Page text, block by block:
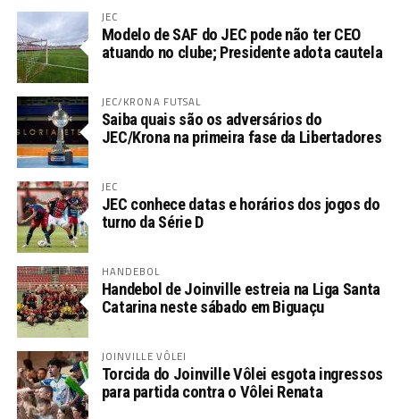
JEC
Modelo de SAF do JEC pode não ter CEO
atuando no clube; Presidente adota cautela
JEC/KRONA FUTSAL
Saiba quais são os adversários do
JEC/Krona na primeira fase da Libertadores
JEC
JEC conhece datas e horários dos jogos do
turno da Série D
HANDEBOL
Handebol de Joinville estreia na Liga Santa
Catarina neste sábado em Biguaçu
JOINVILLE VÔLEI
Torcida do Joinville Vôlei esgota ingressos
para partida contra o Vôlei Renata